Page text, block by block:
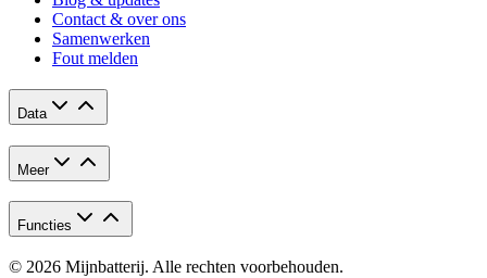
Contact & over ons
Samenwerken
Fout melden
Data
Meer
Functies
© 2026 Mijnbatterij. Alle rechten voorbehouden.